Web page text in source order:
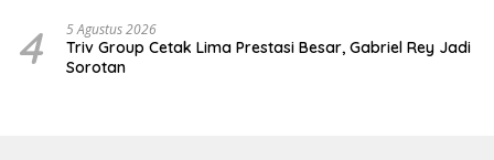
4 5 Agustus 2026
Triv Group Cetak Lima Prestasi Besar, Gabriel Rey Jadi
Sorotan